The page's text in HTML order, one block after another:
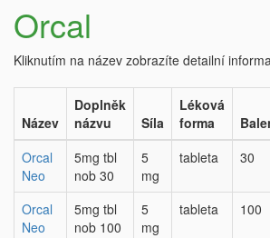
Orcal
Kliknutím na název zobrazíte detailní
Název
Doplněk
názvu
Síla
Léková
forma
Orcal
Neo
5mg tbl
nob 30
5
mg
tableta 30
Orcal
Neo
5mg tbl
nob 100
5
mg
tableta 100